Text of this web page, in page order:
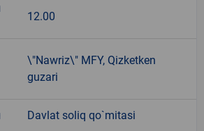
12.00
\"Nawriz\" MFY, Qizketken
guzari
Davlat soliq qo`mitasi